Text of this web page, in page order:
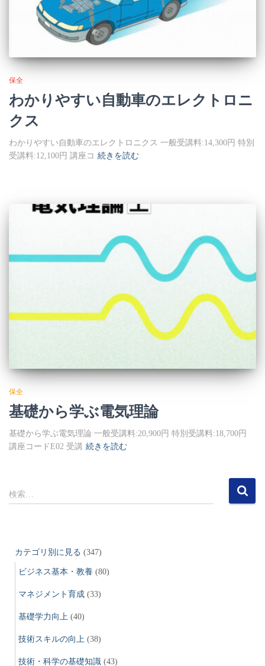
保全
わかりやすい自動車のエレクトロニ
クス
わかりやすい自動車のエレクトロニクス 一般受講料:14,300円 特別
受講料:12,100円 講座コ 続きを読む
保全
基礎から学ぶ電気理論
基礎から学ぶ電気理論 一般受講料:20,900円 特別受講料:18,700円
講座コードE02 受講 続きを読む
検
索
検索…
カテゴリ別に見る (347)
ビジネス基本・教養 (80)
マネジメント育成 (33)
基礎学力向上 (40)
技術スキルの向上 (38)
技術・科学の基礎知識 (43)